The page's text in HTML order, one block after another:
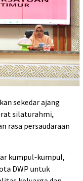
sekedar ajang
silaturahmi,
rasa persaudaraan
kumpul-kumpul,
DWP untuk